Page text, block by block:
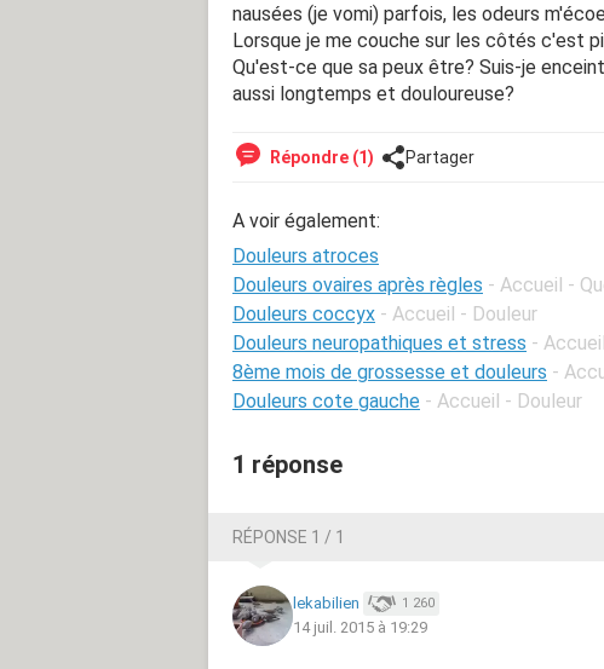
nausées (je vomi) parfois, les odeurs
Lorsque je me couche sur les côtés c'est
Qu'est-ce que sa peux être? Suis-je
aussi longtemps et douloureuse?
Répondre (1) Partager
A voir également:
Douleurs atroces
Douleurs ovaires après règles - Accueil -
Douleurs coccyx - Accueil - Douleur
Douleurs neuropathiques et stress -
8ème mois de grossesse et douleurs -
Douleurs cote gauche - Accueil - Douleur
1 réponse
RÉPONSE 1 / 1
lekabilien 1 260
14 juil. 2015 à 19:29